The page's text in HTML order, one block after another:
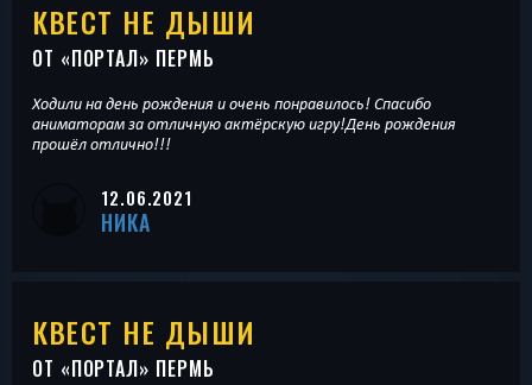
КВЕСТ НЕ ДЫШИ
ОТ «ПОРТАЛ» ПЕРМЬ
Ходили на день рождения и очень понравилось! Спасибо
аниматорам за отличную актёрскую игру!День рождения
прошёл отлично!!!
12.06.2021
НИКА
КВЕСТ НЕ ДЫШИ
ОТ «ПОРТАЛ» ПЕРМЬ